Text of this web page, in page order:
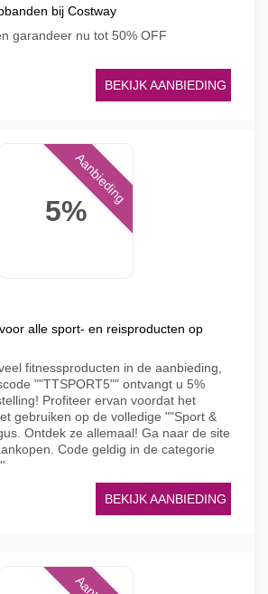
bij Costway
garandeer nu tot 50% OFF
BEKIJK AANBIEDING
5%
Aanbieding
alle sport- en reisproducten op
fitnessproducten in de aanbieding,
""TTSPORT5"" ontvangt u 5%
Profiteer ervan voordat het
gebruiken op de volledige ""Sport &
Ontdek ze allemaal! Ga naar de site
Code geldig in de categorie
BEKIJK AANBIEDING